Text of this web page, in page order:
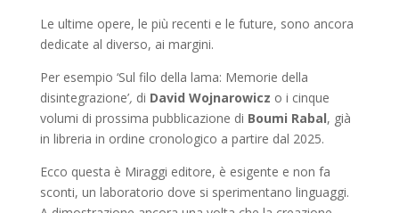
Le ultime opere, le più recenti e le future, sono ancora
dedicate al diverso, ai margini.
Per esempio ‘Sul filo della lama: Memorie della
disintegrazione’, di David Wojnarowicz o i cinque
volumi di prossima pubblicazione di Boumi Rabal, già
in libreria in ordine cronologico a partire dal 2025.
Ecco questa è Miraggi editore, è esigente e non fa
sconti, un laboratorio dove si sperimentano linguaggi.